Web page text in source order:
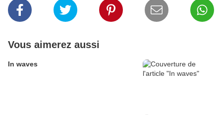
Vous aimerez aussi
In waves